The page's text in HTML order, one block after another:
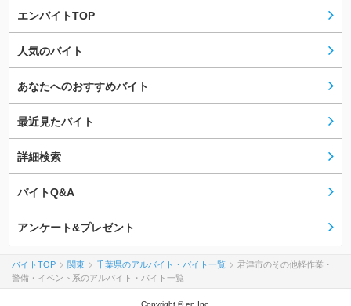
エンバイトTOP
人気のバイト
あなたへのおすすめバイト
最近見たバイト
詳細検索
バイトQ&A
アンケート&プレゼント
バイトTOP 関東 千葉県のアルバイト・バイト一覧
君津市のその他軽作業・
警備・イベント系のアルバイト・バイト一覧
Copyright © en Inc.